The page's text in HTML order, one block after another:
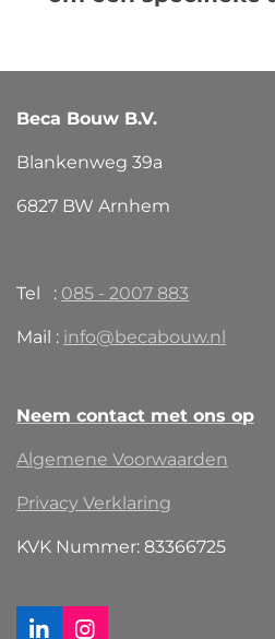
Beca Bouw B.V.
Blankenweg 39a
6827 BW Arnhem
Tel : 085 - 2007 883
Mail : info@becabouw.nl
Neem contact met ons op
Algemene Voorwaarden
Privacy Verklaring
KVK Nummer: 83366725